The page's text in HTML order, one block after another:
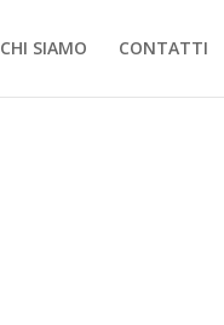
CHI SIAMO CONTATTI